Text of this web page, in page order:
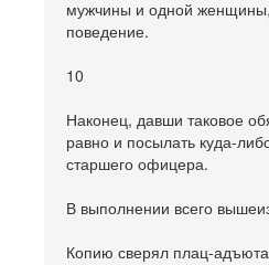
мужчины и одной женщины,
поведение.
10
Наконец, давши таковое
равно и посылать куда-
старшего офицера.
В выполнении всего
Копию сверял плац-